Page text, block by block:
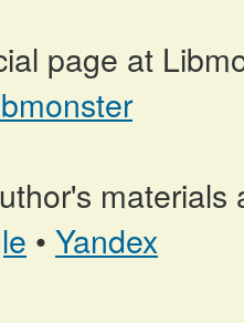
page at
materials
• Yandex